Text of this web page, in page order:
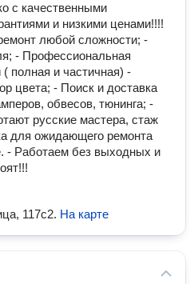
с качественными
и низкими ценами!!!!
любой сложности; -
- Профессиональная
полная и частичная) -
цвета; - Поиск и доставка
обвесов, тюнинга; -
русские мастера, стаж
для ожидающего ремонта
- Работаем без выходных и
117с2. На карте